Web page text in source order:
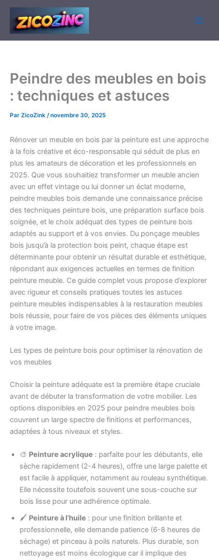
Aller
contenu
Peindre des meubles en bois
: techniques et astuces
Par ZicoZink /novembre 30, 2025
Rénover un meuble en bois par la peinture est une approche
à la fois créative et éco-responsable qui séduit de plus en
plus les amateurs de décoration et les professionnels en
2025. Que vous souhaitiez transformer un meuble ancien
avec un effet vintage ou lui donner un éclat moderne,
peindre meubles bois demande une connaissance précise
des techniques peinture bois, une préparation surface bois
soignée, et le choix adéquat des types de peinture bois
adaptés au support et à vos envies. Du ponçage meubles
bois jusqu’à la protection bois peint, chaque étape est
déterminante pour obtenir un résultat durable et esthétique,
répondant aux exigences actuelles en termes de finition
peinture meuble. Ce guide complet vous propose d’explorer
avec rigueur et conseils pratiques toutes les astuces
peinture meubles indispensables à la restauration meubles
bois réussie, pour faire de vos pièces des éléments uniques
à votre image.
Les types de peinture bois pour optimiser la rénovation de
vos meubles
Choisir la peinture adéquate est la première étape cruciale
avant de débuter la transformation de votre mobilier. Les
options disponibles en 2025 pour peindre meubles bois
couvrent un large spectre de finitions et performances,
adaptées à tous niveaux et styles.
🎨 Peinture acrylique : parfaite pour les débutants, elle
sèche rapidement (2-4 heures), offre une large palette et
est facile à appliquer, notamment au rouleau synthétique.
Elle nécessite toutefois souvent une sous-couche sur
bois lisse pour une adhérence optimale.
🖌️ Peinture à l’huile : pour une finition brillante et
professionnelle, elle demande patience (6-8 heures de
séchage) et pinceau à poils naturels. Plus durable, son
nettoyage est moins écologique car il implique des